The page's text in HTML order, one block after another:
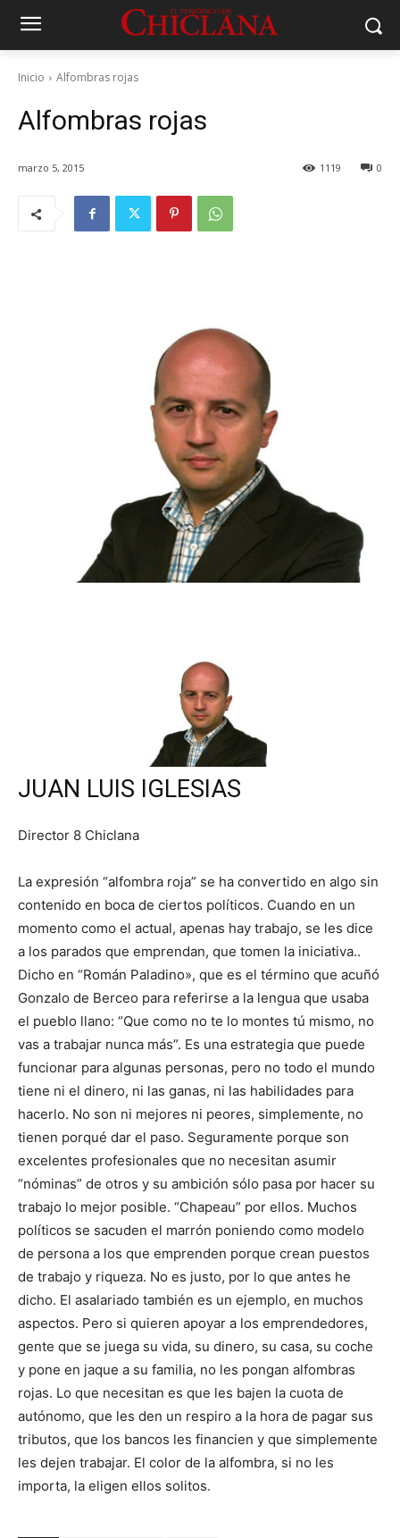
Inicio Alfombras rojas
Alfombras rojas
marzo 5, 2015 0
1119
JUAN LUIS IGLESIAS
Director 8 Chiclana
La expresión “alfombra roja” se ha convertido en algo sin
contenido en boca de ciertos políticos. Cuando en un
momento como el actual, apenas hay trabajo, se les dice
a los parados que emprendan, que tomen la iniciativa..
Dicho en “Román Paladino», que es el término que acuñó
Gonzalo de Berceo para referirse a la lengua que usaba
el pueblo llano: “Que como no te lo montes tú mismo, no
vas a trabajar nunca más”. Es una estrategia que puede
funcionar para algunas personas, pero no todo el mundo
tiene ni el dinero, ni las ganas, ni las habilidades para
hacerlo. No son ni mejores ni peores, simplemente, no
tienen porqué dar el paso. Seguramente porque son
excelentes profesionales que no necesitan asumir
“nóminas” de otros y su ambición sólo pasa por hacer su
trabajo lo mejor posible. “Chapeau” por ellos. Muchos
políticos se sacuden el marrón poniendo como modelo
de persona a los que emprenden porque crean puestos
de trabajo y riqueza. No es justo, por lo que antes he
dicho. El asalariado también es un ejemplo, en muchos
aspectos. Pero si quieren apoyar a los emprendedores,
gente que se juega su vida, su dinero, su casa, su coche
y pone en jaque a su familia, no les pongan alfombras
rojas. Lo que necesitan es que les bajen la cuota de
autónomo, que les den un respiro a la hora de pagar sus
tributos, que los bancos les financien y que simplemente
les dejen trabajar. El color de la alfombra, si no les
importa, la eligen ellos solitos.